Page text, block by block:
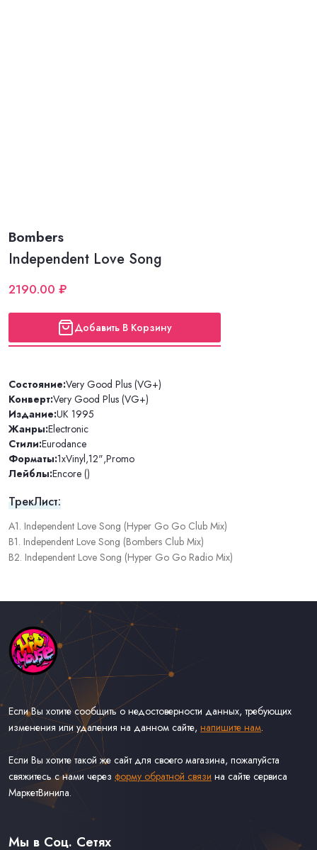
Bombers
Independent Love Song
2190.00 ₽
Добавить В Корзину
Состояние:Very Good Plus (VG+)
Конверт:Very Good Plus (VG+)
Издание:UK 1995
Жанры:Electronic
Стили:Eurodance
Форматы:1xVinyl,12",Promo
Лейблы:Encore ()
ТрекЛист:
A1. Independent Love Song (Hyper Go Go Club Mix)
B1. Independent Love Song (Bombers Club Mix)
B2. Independent Love Song (Hyper Go Go Radio Mix)
Если Вы хотите сообщить о недостоверности данных, требующих
изменения или удаления на данном сайте, напишите нам.
Если Вы хотите такой же сайт для своего магазина, пожалуйста
свяжитесь с нами через форму обратной связи на сайте сервиса
МаркетВинила.
Каталог Музыки на Виниле В Наличии
Доставка и Оплата
Мы в Соц. Сетях